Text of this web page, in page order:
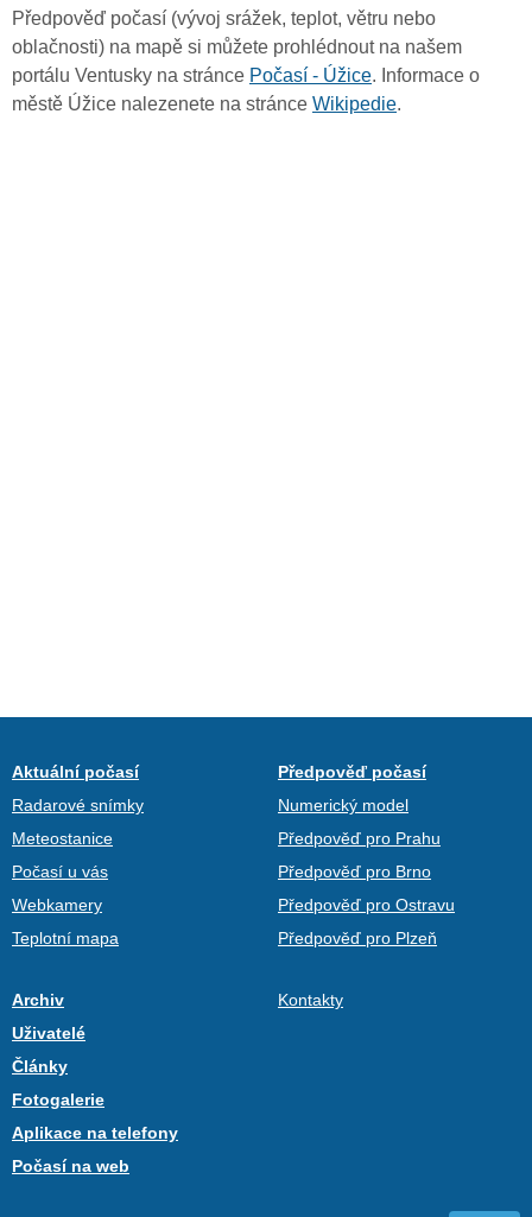
Předpověď počasí (vývoj srážek, teplot, větru nebo
oblačnosti) na mapě si můžete prohlédnout na našem
portálu Ventusky na stránce Počasí - Úžice. Informace o
městě Úžice nalezenete na stránce Wikipedie.
Aktuální počasí
Radarové snímky
Meteostanice
Počasí u vás
Webkamery
Teplotní mapa
Předpověď počasí
Numerický model
Předpověď pro Prahu
Předpověď pro Brno
Předpověď pro Ostravu
Předpověď pro Plzeň
Archiv
Uživatelé
Články
Fotogalerie
Aplikace na telefony
Počasí na web
Kontakty